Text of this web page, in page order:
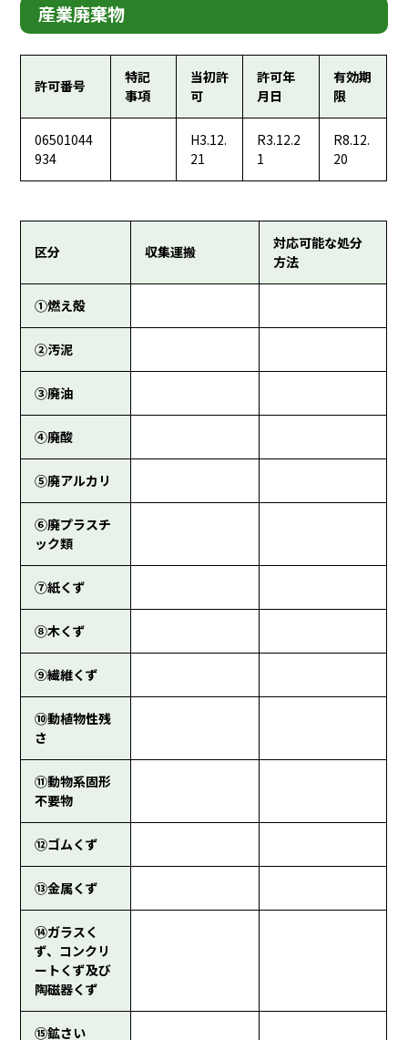
産業廃棄物
許可番号
特記
事項
当初許
可
許可年
月日
有効期
限
06501044
934
H3.12.
21
R3.12.2
1
R8.12.
20
区分 収集運搬
対応可能な処分
方法
①燃え殻
②汚泥
③廃油
④廃酸
⑤廃アルカリ
⑥廃プラスチ
ック類
⑦紙くず
⑧木くず
⑨繊維くず
⑩動植物性残
さ
⑪動物系固形
不要物
⑫ゴムくず
⑬金属くず
⑭ガラスく
ず、コンクリ
ートくず及び
陶磁器くず
⑮鉱さい